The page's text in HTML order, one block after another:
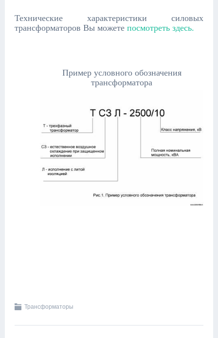
Технические характеристики силовых
трансформаторов Вы можете посмотреть здесь.
Пример условного обозначения
трансформатора
Трансформаторы